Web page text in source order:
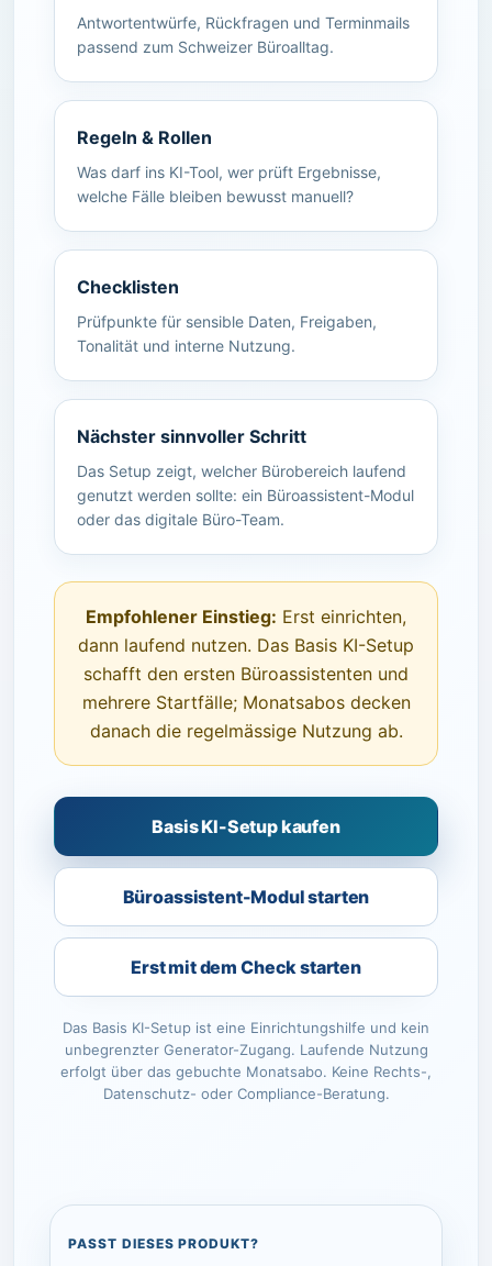
Antwortentwürfe, Rückfragen und Terminmails
passend zum Schweizer Büroalltag.
Regeln & Rollen
Was darf ins KI-Tool, wer prüft Ergebnisse,
welche Fälle bleiben bewusst manuell?
Checklisten
Prüfpunkte für sensible Daten, Freigaben,
Tonalität und interne Nutzung.
Nächster sinnvoller Schritt
Das Setup zeigt, welcher Bürobereich laufend
genutzt werden sollte: ein Büroassistent-Modul
oder das digitale Büro-Team.
Empfohlener Einstieg: Erst einrichten,
dann laufend nutzen. Das Basis KI-Setup
schafft den ersten Büroassistenten und
mehrere Startfälle; Monatsabos decken
danach die regelmässige Nutzung ab.
Basis KI-Setup kaufen
Büroassistent-Modul starten
Erst mit dem Check starten
Das Basis KI-Setup ist eine Einrichtungshilfe und kein
unbegrenzter Generator-Zugang. Laufende Nutzung
erfolgt über das gebuchte Monatsabo. Keine Rechts-,
Datenschutz- oder Compliance-Beratung.
PASST DIESES PRODUKT?